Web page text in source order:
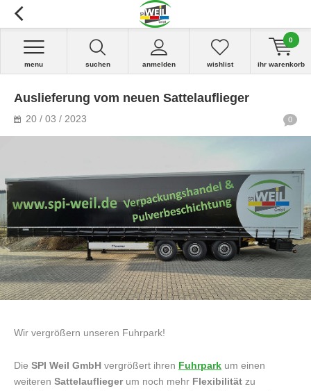
suchen anmelden
menu wishlist ihr warenkorb
0
Auslieferung vom neuen Sattelauflieger
20 / 03 / 2023 0
Wir vergrößern unseren Fuhrpark!
Die SPI Weil GmbH vergrößert ihren Fuhrpark um einen
weiteren Sattelaufliegerum noch mehr Flexibilität zu